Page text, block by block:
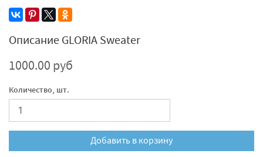
Описание GLORIA Sweater
1000.00 руб
Количество, шт.
Добавить в корзину